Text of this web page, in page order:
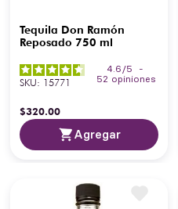
Tequila Don Ramón
Reposado 750 ml
4.6 /5
-
52 opiniones
SKU: 15771
$320.00
Agregar